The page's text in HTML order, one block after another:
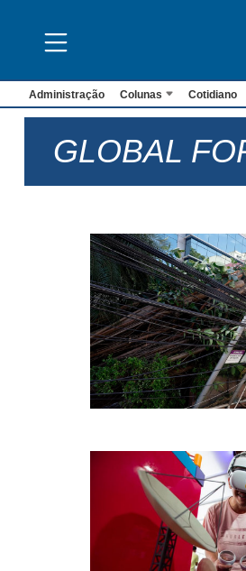
Administração Colunas Cotidiano
GLOBAL